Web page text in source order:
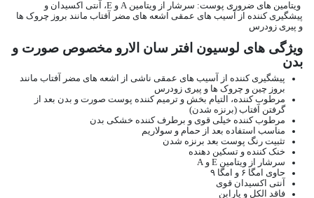
ویتامین های ضروری پوست: سرشار از ویتامین A و E، آنتی اکسیدان و
پیشگیری کننده از آسیب های عمقی اشعه های مضر آفتاب مانند بروز چروک ها
و پیری زودرس
ویژگی های لوسیون افتر سان الارو مخصوص صورت و
بدن
پیشگیری کننده از آسیب های عمقی ناشی از اشعه های مضر آفتاب مانند
بروز چین و چروک ها و پیری زودرس
مرطوب کننده، التیام بخش و ترمیم کننده پوست صورت و بدن بعد از
گرفتن آفتاب (برنزه شدن)
مرطوب کننده خیلی قوی و برطرف کننده خشکی بدن
مناسب استفاده بعد از حمام و سولاریم
تثبیت رنگ پوست بعد برنزه شدن
خنک کننده و تسکین دهنده
سرشار از ویتامین E و A
حاوی امگا ۶ و امگا ۹
آنتی اکسیدان قوی
فاقد الکل و پارابن